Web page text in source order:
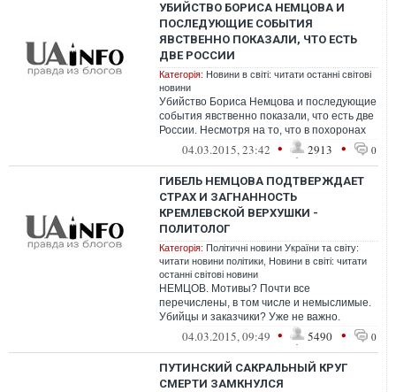
УБИЙСТВО БОРИСА НЕМЦОВА И
ПОСЛЕДУЮЩИЕ СОБЫТИЯ
ЯВСТВЕННО ПОКАЗАЛИ, ЧТО ЕСТЬ
ДВЕ РОССИИ
Категорія: Новини в світі: читати останні світові
новини
Убийство Бориса Немцова и последующие
события явственно показали, что есть две
России. Несмотря на то, что в похоронах
оппозиционного политика приняли...
04.03.2015, 23:42 • 2913 • 0
ГИБЕЛЬ НЕМЦОВА ПОДТВЕРЖДАЕТ
СТРАХ И ЗАГНАННОСТЬ
КРЕМЛЕВСКОЙ ВЕРХУШКИ -
ПОЛИТОЛОГ
Категорія: Політичні новини України та світу:
читати новини політики Новини в світі: читати
останні світові новини
НЕМЦОВ. Мотивы? Почти все
перечислены, в том числе и немыслимые.
Убийцы и заказчики? Уже не важно.
Важнее значение и последствия
произошедшего
04.03.2015, 09:49 • 5490 • 0
ПУТИНСКИЙ САКРАЛЬНЫЙ КРУГ
СМЕРТИ ЗАМКНУЛСЯ